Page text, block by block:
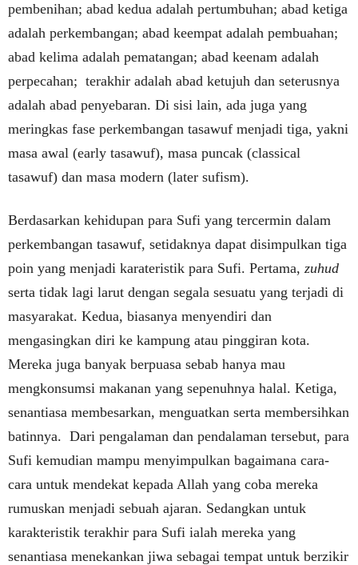
pembenihan; abad kedua adalah pertumbuhan; abad ketiga
adalah perkembangan; abad keempat adalah pembuahan;
abad kelima adalah pematangan; abad keenam adalah
perpecahan; terakhir adalah abad ketujuh dan seterusnya
adalah abad penyebaran. Di sisi lain, ada juga yang
meringkas fase perkembangan tasawuf menjadi tiga, yakni
masa awal (early tasawuf), masa puncak (classical
tasawuf) dan masa modern (later sufism).
Berdasarkan kehidupan para Sufi yang tercermin dalam
perkembangan tasawuf, setidaknya dapat disimpulkan tiga
poin yang menjadi karateristik para Sufi. Pertama, zuhud
serta tidak lagi larut dengan segala sesuatu yang terjadi di
masyarakat. Kedua, biasanya menyendiri dan
mengasingkan diri ke kampung atau pinggiran kota.
Mereka juga banyak berpuasa sebab hanya mau
mengkonsumsi makanan yang sepenuhnya halal. Ketiga,
senantiasa membesarkan, menguatkan serta membersihkan
batinnya. Dari pengalaman dan pendalaman tersebut, para
Sufi kemudian mampu menyimpulkan bagaimana cara-
cara untuk mendekat kepada Allah yang coba mereka
rumuskan menjadi sebuah ajaran. Sedangkan untuk
karakteristik terakhir para Sufi ialah mereka yang
senantiasa menekankan jiwa sebagai tempat untuk berzikir